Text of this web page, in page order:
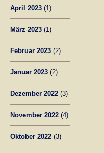
April 2023 (1)
März 2023 (1)
Februar 2023 (2)
Januar 2023 (2)
Dezember 2022 (3)
November 2022 (4)
Oktober 2022 (3)